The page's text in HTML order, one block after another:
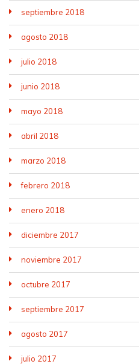
septiembre 2018
agosto 2018
julio 2018
junio 2018
mayo 2018
abril 2018
marzo 2018
febrero 2018
enero 2018
diciembre 2017
noviembre 2017
octubre 2017
septiembre 2017
agosto 2017
julio 2017